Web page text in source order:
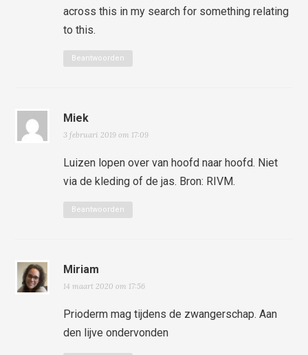
across this in my search for something relating
to this.
Beantwoorden
Miek
3 februari 2019 om 17:09
Luizen lopen over van hoofd naar hoofd. Niet
via de kleding of de jas. Bron: RIVM.
Beantwoorden
Miriam
14 maart 2020 om 17:56
Prioderm mag tijdens de zwangerschap. Aan
den lijve ondervonden